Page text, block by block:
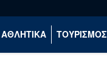
ΑΘΛΗΤΙΚΑ ΤΟΥΡΙΣΜΟΣ